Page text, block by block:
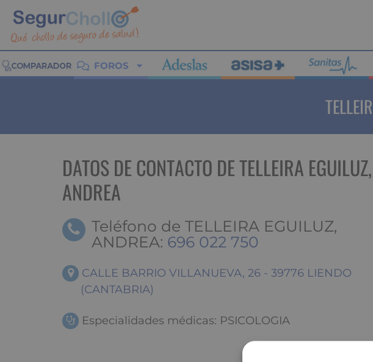
FOROS
DATOS DE CONTACTO DE TELLEIRA EGUILUZ,
ANDREA
Teléfono de TELLEIRA EGUILUZ,
ANDREA: 696 022 750
CALLE BARRIO VILLANUEVA, 26 - 39776 LIENDO
(CANTABRIA)
Especialidades médicas: PSICOLOGIA